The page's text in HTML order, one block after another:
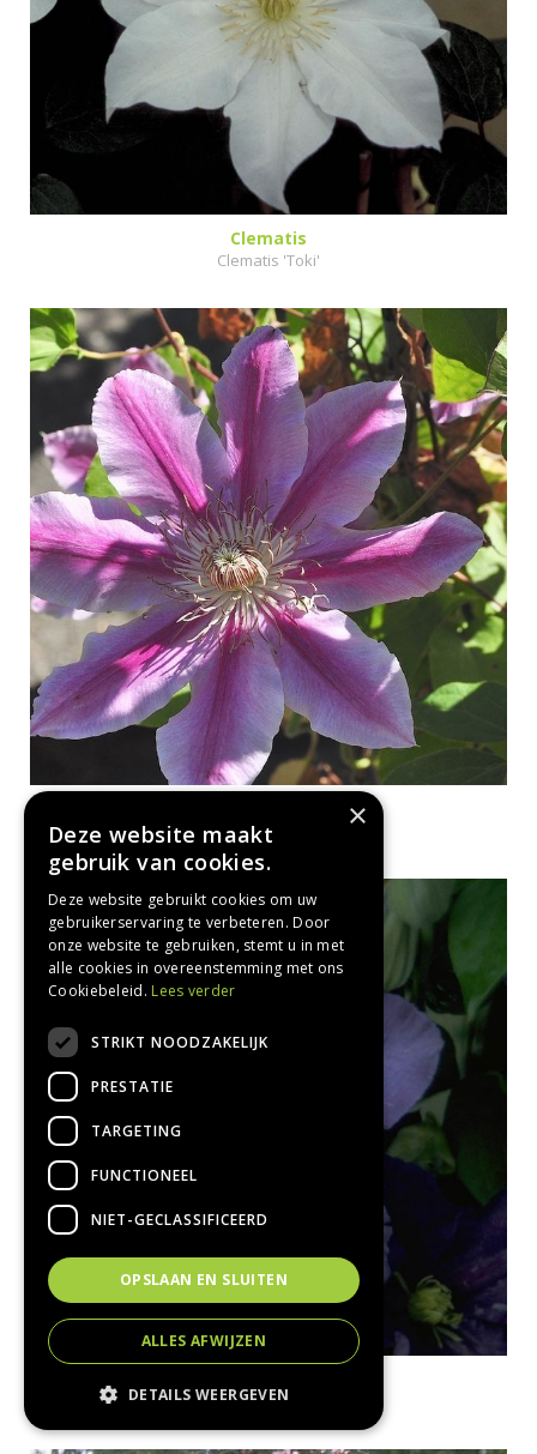
Clematis
Clematis 'Toki'
Clematis 'Dr. Ruppel'
Clematis 'General Sikorski'
×
Deze website maakt
gebruik van cookies.
Deze website gebruikt cookies om uw
gebruikerservaring te verbeteren. Door
onze website te gebruiken, stemt u in met
alle cookies in overeenstemming met ons
Cookiebeleid. Lees verder
STRIKT NOODZAKELIJK
PRESTATIE
TARGETING
FUNCTIONEEL
NIET-GECLASSIFICEERD
OPSLAAN EN SLUITEN
ALLES AFWIJZEN
DETAILS WEERGEVEN